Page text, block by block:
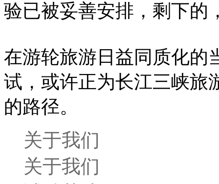
验已被妥善安排，剩下的
在游轮旅游日益同质化的
试，或许正为长江三峡旅
的路径。
关于我们
关于我们